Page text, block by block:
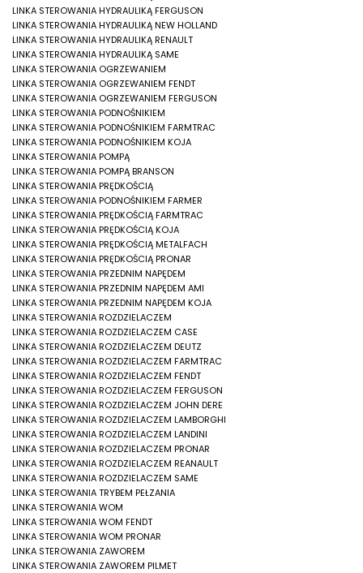
LINKA STEROWANIA HYDRAULIKĄ FERGUSON
LINKA STEROWANIA HYDRAULIKĄ NEW HOLLAND
LINKA STEROWANIA HYDRAULIKĄ RENAULT
LINKA STEROWANIA HYDRAULIKĄ SAME
LINKA STEROWANIA OGRZEWANIEM
LINKA STEROWANIA OGRZEWANIEM FENDT
LINKA STEROWANIA OGRZEWANIEM FERGUSON
LINKA STEROWANIA PODNOŚNIKIEM
LINKA STEROWANIA PODNOŚNIKIEM FARMTRAC
LINKA STEROWANIA PODNOŚNIKIEM KOJA
LINKA STEROWANIA POMPĄ
LINKA STEROWANIA POMPĄ BRANSON
LINKA STEROWANIA PRĘDKOŚCIĄ
LINKA STEROWANIA PODNOŚNIKIEM FARMER
LINKA STEROWANIA PRĘDKOŚCIĄ FARMTRAC
LINKA STEROWANIA PRĘDKOŚCIĄ KOJA
LINKA STEROWANIA PRĘDKOŚCIĄ METALFACH
LINKA STEROWANIA PRĘDKOŚCIĄ PRONAR
LINKA STEROWANIA PRZEDNIM NAPĘDEM
LINKA STEROWANIA PRZEDNIM NAPĘDEM AMI
LINKA STEROWANIA PRZEDNIM NAPĘDEM KOJA
LINKA STEROWANIA ROZDZIELACZEM
LINKA STEROWANIA ROZDZIELACZEM CASE
LINKA STEROWANIA ROZDZIELACZEM DEUTZ
LINKA STEROWANIA ROZDZIELACZEM FARMTRAC
LINKA STEROWANIA ROZDZIELACZEM FENDT
LINKA STEROWANIA ROZDZIELACZEM FERGUSON
LINKA STEROWANIA ROZDZIELACZEM JOHN DERE
LINKA STEROWANIA ROZDZIELACZEM LAMBORGHI
LINKA STEROWANIA ROZDZIELACZEM LANDINI
LINKA STEROWANIA ROZDZIELACZEM PRONAR
LINKA STEROWANIA ROZDZIELACZEM REANAULT
LINKA STEROWANIA ROZDZIELACZEM SAME
LINKA STEROWANIA TRYBEM PEŁZANIA
LINKA STEROWANIA WOM
LINKA STEROWANIA WOM FENDT
LINKA STEROWANIA WOM PRONAR
LINKA STEROWANIA ZAWOREM
LINKA STEROWANIA ZAWOREM PILMET